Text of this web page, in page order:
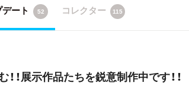
ート 52 コレクター 115
！展示作品たちを鋭意制作中です！！